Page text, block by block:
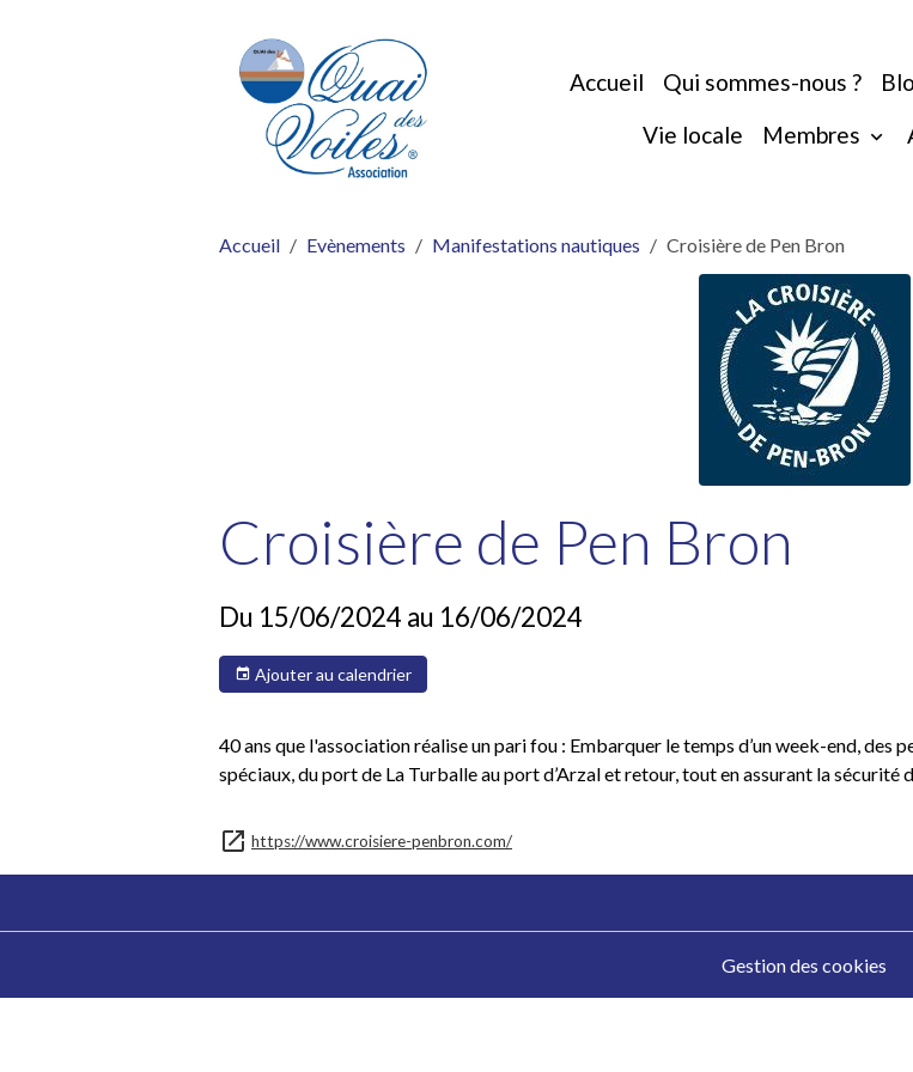
Accueil Qui sommes-nous ?
Vie locale
Membres
Accueil Evènements Manifestations nautiques Croisière de Pen Bron
Croisière de Pen Bron
Du 15/06/2024 au 16/06/2024
Ajouter au calendrier
40 ans que l'association réalise un pari fou : Embarquer le temps d’un week-end, des
spéciaux, du port de La Turballe au port d’Arzal et retour, tout en assurant la sécurité
https://www.croisiere-penbron.com/
Gestion des cookies